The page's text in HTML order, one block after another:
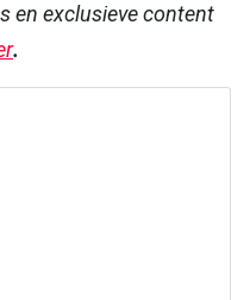
en exclusieve content
.